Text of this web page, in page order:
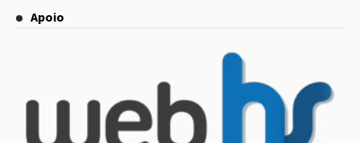
Apoio